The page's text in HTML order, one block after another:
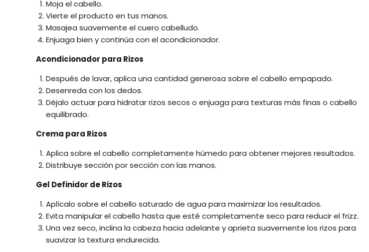
Moja el cabello.
Vierte el producto en tus manos.
Masajea suavemente el cuero cabelludo.
Enjuaga bien y continúa con el acondicionador.
Acondicionador para Rizos
Después de lavar, aplica una cantidad generosa sobre el cabello empapado.
Desenreda con los dedos.
Déjalo actuar para hidratar rizos secos o enjuaga para texturas más finas o cabello
equilibrado.
Crema para Rizos
Aplica sobre el cabello completamente húmedo para obtener mejores resultados.
Distribuye sección por sección con las manos.
Gel Definidor de Rizos
Aplícalo sobre el cabello saturado de agua para maximizar los resultados.
Evita manipular el cabello hasta que esté completamente seco para reducir el frizz.
Una vez seco, inclina la cabeza hacia adelante y aprieta suavemente los rizos para
suavizar la textura endurecida.